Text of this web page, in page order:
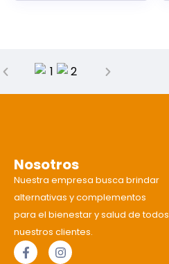
Nosotros
Nuestra empresa busca brindar
alternativas y complementos
para el bienestar y salud de todos
nuestros clientes.